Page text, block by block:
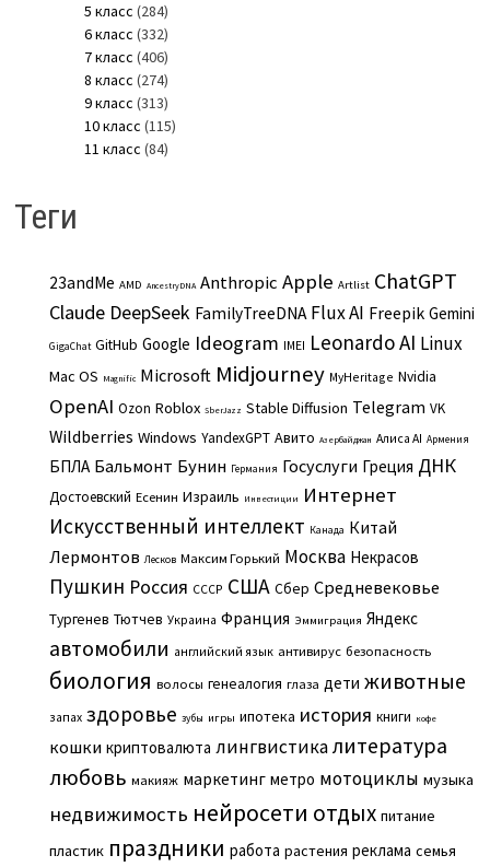
5 класс (284)
6 класс (332)
7 класс (406)
8 класс (274)
9 класс (313)
10 класс (115)
11 класс (84)
Теги
23andMe AMD AncestryDNA Anthropic Apple Artlist ChatGPT
Claude DeepSeek FamilyTreeDNA Flux AI Freepik Gemini
GigaChat GitHub Google Ideogram IMEI Leonardo AI Linux
Mac OS Magnific Microsoft Midjourney MyHeritage Nvidia
OpenAI Ozon Roblox SberJazz Stable Diffusion Telegram VK
Wildberries Windows YandexGPT Авито Азербайджан Алиса AI Армения
БПЛА Бальмонт Бунин Германия Госуслуги Греция ДНК
Достоевский Есенин Израиль Инвестиции Интернет
Искусственный интеллект Канада Китай
Лермонтов Лесков Максим Горький Москва Некрасов
Пушкин Россия СССР США Сбер Средневековье
Тургенев Тютчев Украина Франция Эммиграция Яндекс
автомобили английский язык антивирус безопасность
биология волосы генеалогия глаза дети животные
запах здоровье зубы игры ипотека история книги кофе
кошки криптовалюта лингвистикалитература
любовь макияж маркетинг метро мотоциклы музыка
недвижимость нейросети отдых питание
пластик праздники работа растения реклама семья